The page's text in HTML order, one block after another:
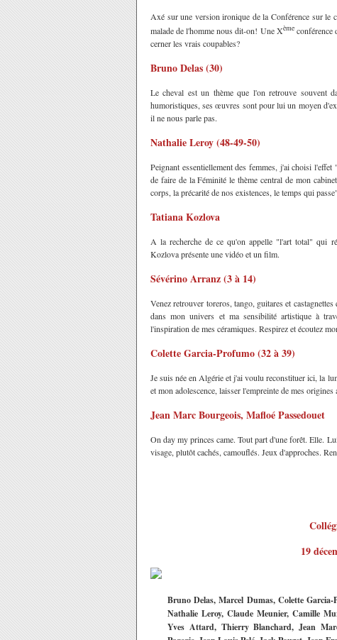
Axé sur une version ironique de la Conférence sur le
malade de l'homme nous dit-on! Une Xèmeconférence
cerner les vrais coupables?
Bruno Delas (30)
Le cheval est un thème que l'on retrouve souvent
humoristiques, ses œuvres sont pour lui un moyen
il ne nous parle pas.
Nathalie Leroy (48-49-50)
Peignant essentiellement des femmes, j'ai choisi
de faire de la Féminité le thème central de mon
corps, la précarité de nos existences, le temps qui
Tatiana Kozlova
A la recherche de ce qu'on appelle "l'art total" qui
Kozlova présente une vidéo et un film.
Sévérino Arranz (3 à 14)
Venez retrouver toreros, tango, guitares et
dans mon univers et ma sensibilité artistique à
l'inspiration de mes céramiques. Respirez et écoutez
Colette Garcia-Profumo (32 à 39)
Je suis née en Algérie et j'ai voulu reconstituer ici, la
et mon adolescence, laisser l'empreinte de mes
Jean Marc Bourgeois, Mafloé Passedouet
On day my princes came. Tout part d'une forêt. Elle.
visage, plutôt cachés, camouflés. Jeux d'approches.
19
Bruno Delas, Marcel Dumas, Colette
Nathalie Leroy, Claude Meunier, Camille
Yves Attard, Thierry Blanchard, Jean